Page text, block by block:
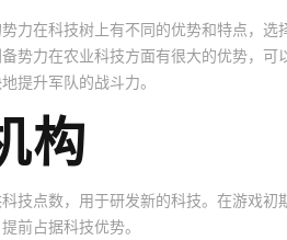
力在科技树上有不同的优势和特点，选
势力在农业科技方面有很大的优势，可
提升军队的战斗力。
构
技点数，用于研发新的科技。在游戏初
前占据科技优势。